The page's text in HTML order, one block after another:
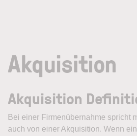
Akquisition
Akquisition
Bei einer Firmenübernahme spricht
auch von einerAkquisition. Wenn